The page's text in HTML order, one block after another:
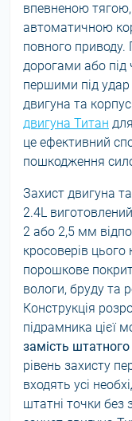
впевненою
автоматичною
повного приводу.
дорогами або під
першими під удар
двигуна та
двигуна Титан
це ефективний
пошкодження
Захист двигуна
2.4L
2 або 2,5 мм
кросоверів
порошкове
вологи, бруду та
Конструкція
підрамника цієї
замість
рівень захисту
входять усі
штатні точки без